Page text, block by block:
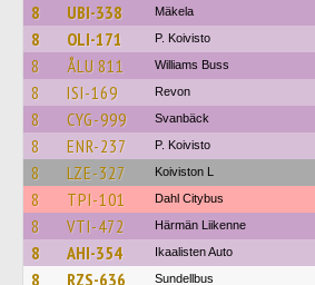
8 UBI-338 Mäkela
8 OLI-171 P. Koivisto
8 ÅLU 811 Williams Buss
8 ISI-169 Revon
8 CYG-999 Svanbäck
8 ENR-237 P. Koivisto
8 LZE-327 Koiviston L
8 TPI-101 Dahl Citybus
8 VTI-472 Härmän Liikenne
8 AHI-354 Ikaalisten Auto
8 RZS-636 Sundellbus